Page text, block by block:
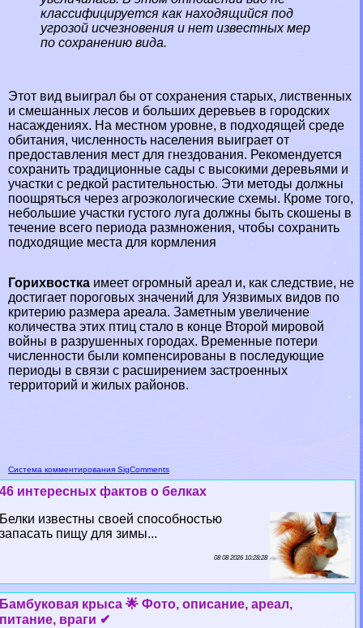
классифицируется как находящийся под
угрозой исчезновения и нет известных мер
по сохранению вида.
Этот вид выиграл бы от сохранения старых, лиственных
и смешанных лесов и больших деревьев в городских
насаждениях. На местном уровне, в подходящей среде
обитания, численность населения выиграет от
предоставления мест для гнездования. Рекомендуется
сохранить традиционные сады с высокими деревьями и
участки с редкой растительностью. Эти методы должны
поощряться через агроэкологические схемы. Кроме того,
небольшие участки густого луга должны быть скошены в
течение всего периода размножения, чтобы сохранить
подходящие места для кормления
Горихвостка имеет огромный ареал и, как следствие, не
достигает пороговых значений для Уязвимых видов по
критерию размера ареала. Заметным увеличение
количества этих птиц стало в конце Второй мировой
войны в разрушенных городах. Временные потери
численности были компенсированы в последующие
периоды в связи с расширением застроенных
территорий и жилых районов.
Система комментирования SigComments
46 интересных фактов о белках
Белки известны своей способностью
запасать пищу для зимы...
08 08 2026 10:28:28
Бамбуковая крыса 🌟 Фото, описание, ареал,
питание, враги ✔